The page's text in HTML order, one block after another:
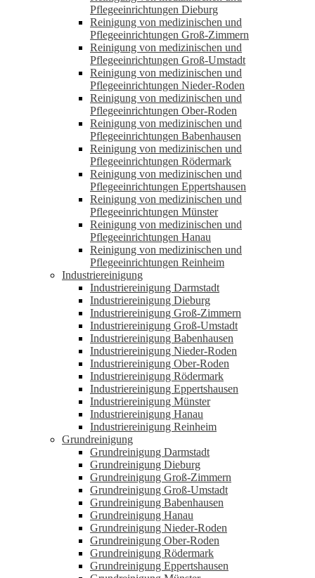
Pflegeeinrichtungen Dieburg
Reinigung von medizinischen und
Pflegeeinrichtungen Groß-Zimmern
Reinigung von medizinischen und
Pflegeeinrichtungen Groß-Umstadt
Reinigung von medizinischen und
Pflegeeinrichtungen Nieder-Roden
Reinigung von medizinischen und
Pflegeeinrichtungen Ober-Roden
Reinigung von medizinischen und
Pflegeeinrichtungen Babenhausen
Reinigung von medizinischen und
Pflegeeinrichtungen Rödermark
Reinigung von medizinischen und
Pflegeeinrichtungen Eppertshausen
Reinigung von medizinischen und
Pflegeeinrichtungen Münster
Reinigung von medizinischen und
Pflegeeinrichtungen Hanau
Reinigung von medizinischen und
Pflegeeinrichtungen Reinheim
Industriereinigung
Industriereinigung Darmstadt
Industriereinigung Dieburg
Industriereinigung Groß-Zimmern
Industriereinigung Groß-Umstadt
Industriereinigung Babenhausen
Industriereinigung Nieder-Roden
Industriereinigung Ober-Roden
Industriereinigung Rödermark
Industriereinigung Eppertshausen
Industriereinigung Münster
Industriereinigung Hanau
Industriereinigung Reinheim
Grundreinigung
Grundreinigung Darmstadt
Grundreinigung Dieburg
Grundreinigung Groß-Zimmern
Grundreinigung Groß-Umstadt
Grundreinigung Babenhausen
Grundreinigung Hanau
Grundreinigung Nieder-Roden
Grundreinigung Ober-Roden
Grundreinigung Rödermark
Grundreinigung Eppertshausen